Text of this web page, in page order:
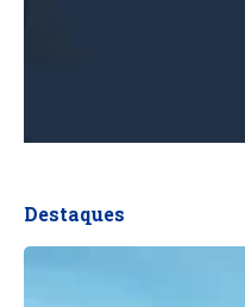
Destaques